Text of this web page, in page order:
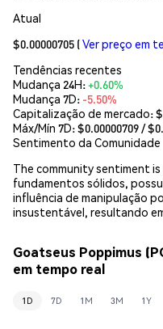
Atual
$0.00000705 (Ver preço em
Tendências recentes
Mudança 24H:+0.60%
Mudança 7D: -5.50%
Capitalização de mercado:
Máx/Mín 7D: $0.00000709/ $
Sentimento da Comunidade
The community sentiment is
fundamentos sólidos,
influência de manipulação
insustentável, resultando
Goatseus Poppimus
em tempo real
1D 7D 1M 3M 1Y